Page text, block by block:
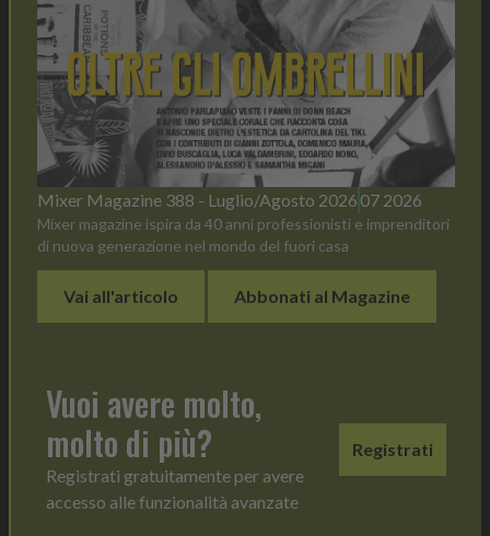
Mixer Magazine 388 - Luglio/Agosto 2026 07 2026
Mixer magazine ispira da 40 anni professionisti e imprenditori
di nuova generazione nel mondo del fuori casa
Vai all'articolo Abbonati al Magazine
Vuoi avere molto,
molto di più?
Registrati gratuitamente per avere
accesso alle funzionalità avanzate
Registrati